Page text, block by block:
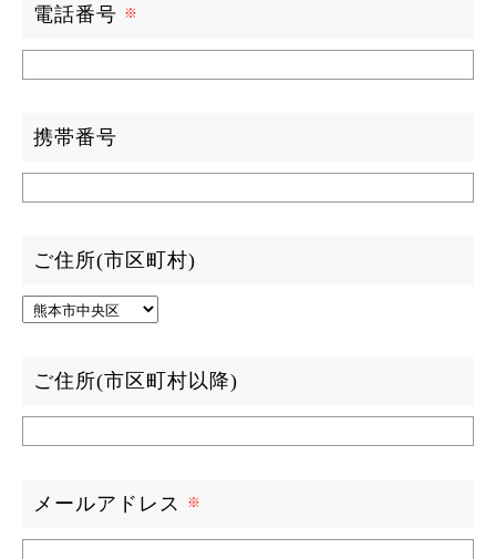
電話番号
携帯番号
ご住所(市区町村)
ご住所(市区町村以降)
メールアドレス